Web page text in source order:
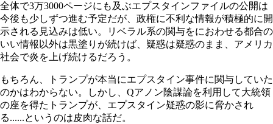
全体で3万3000ページにも及ぶエプスタインファイルの公開は
今後も少しずつ進む予定だが、政権に不利な情報が積極的に開
示される見込みは低い。リベラル系の関与をにおわせる都合の
いい情報以外は黒塗りが続けば、疑惑は疑惑のまま、アメリカ
社会で炎を上げ続けるだろう。
もちろん、トランプが本当にエプスタイン事件に関与していた
のかはわからない。しかし、Qアノン陰謀論を利用して大統領
の座を得たトランプが、エプスタイン疑惑の影に脅かされ
る......というのは皮肉な話だ。